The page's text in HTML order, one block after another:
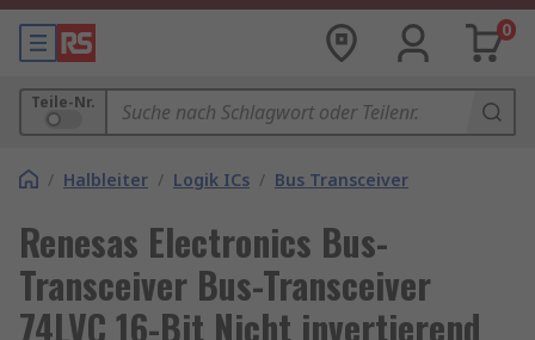
0
Teile-Nr.
/ Halbleiter / Logik ICs / Bus Transceiver
Renesas Electronics Bus-
Transceiver Bus-Transceiver
74LVC 16-Bit Nicht invertierend